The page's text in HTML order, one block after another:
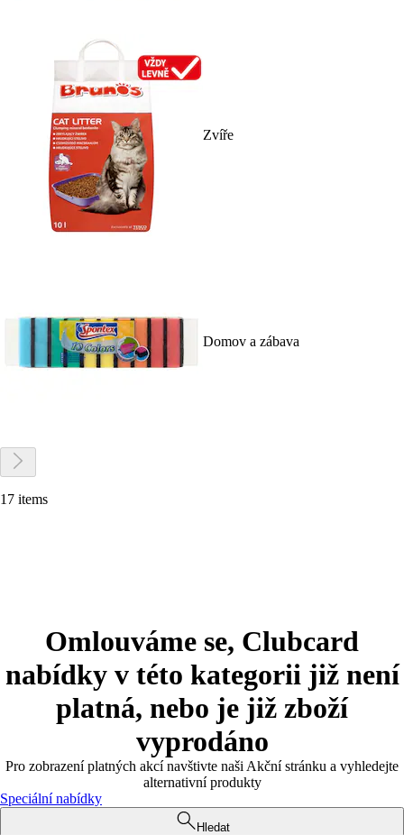
Zvíře
Domov a zábava
17 items
Omlouváme se, Clubcard
nabídky v této kategorii již není
platná, nebo je již zboží
vyprodáno
Pro zobrazení platných akcí navštivte naši Akční stránku a vyhledejte
alternativní produkty
Speciální nabídky
Hledat